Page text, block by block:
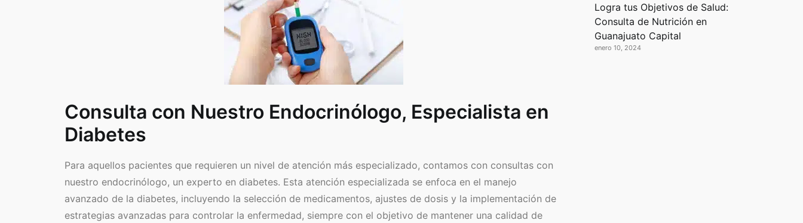
Consulta con Nuestro Endocrinólogo, Especialista en
Diabetes
Para aquellos pacientes que requieren un nivel de atención más especializado, contamos con consultas con
nuestro endocrinólogo, un experto en diabetes. Esta atención especializada se enfoca en el manejo
avanzado de la diabetes, incluyendo la selección de medicamentos, ajustes de dosis y la implementación de
estrategias avanzadas para controlar la enfermedad, siempre con el objetivo de mantener una calidad de
Logra tus Objetivos de Salud:
Consulta de Nutrición en
Guanajuato Capital
enero 10, 2024